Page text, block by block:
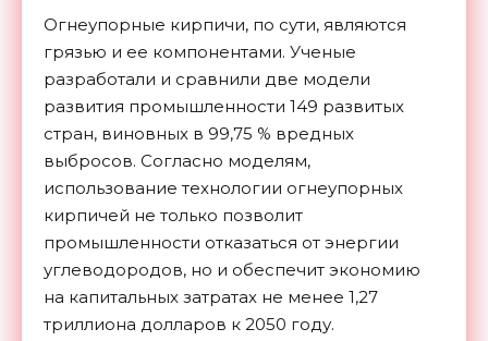
Огнеупорные кирпичи, по сути, являются
грязью и ее компонентами. Ученые
разработали и сравнили две модели
развития промышленности 149 развитых
стран, виновных в 99,75 % вредных
выбросов. Согласно моделям,
использование технологии огнеупорных
кирпичей не только позволит
промышленности отказаться от энергии
углеводородов, но и обеспечит экономию
на капитальных затратах не менее 1,27
триллиона долларов к 2050 году.